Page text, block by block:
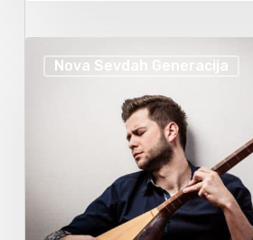
Nova Sevdah Generacija